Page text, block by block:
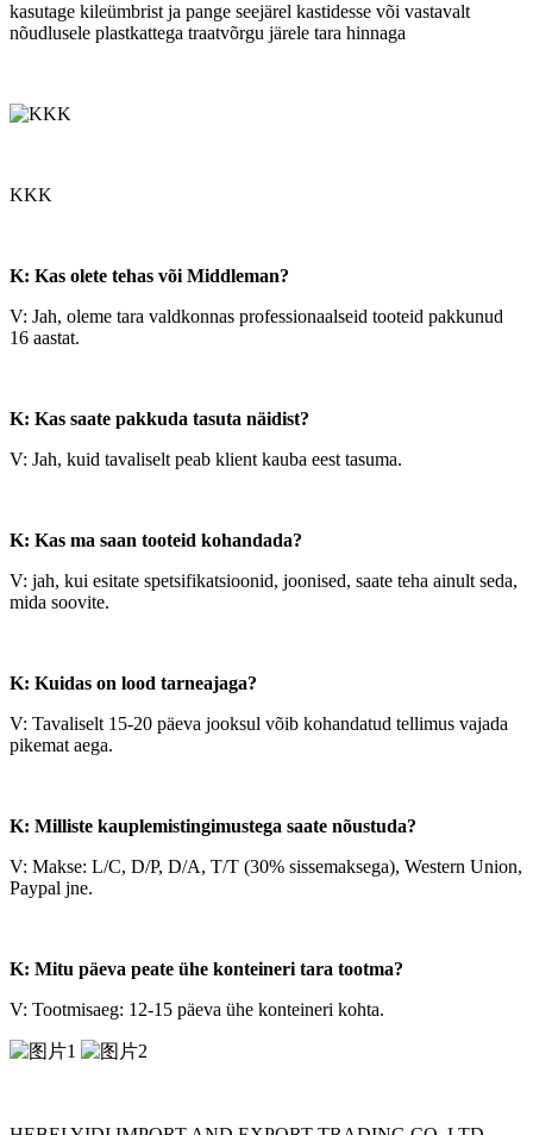
kasutage kileümbrist ja pange seejärel kastidesse või vastavalt
nõudlusele plastkattega traatvõrgu järele tara hinnaga
KKK
K: Kas olete tehas või Middleman?
V: Jah, oleme tara valdkonnas professionaalseid tooteid pakkunud
16 aastat.
K: Kas saate pakkuda tasuta näidist?
V: Jah, kuid tavaliselt peab klient kauba eest tasuma.
K: Kas ma saan tooteid kohandada?
V: jah, kui esitate spetsifikatsioonid, joonised, saate teha ainult seda,
mida soovite.
K: Kuidas on lood tarneajaga?
V: Tavaliselt 15-20 päeva jooksul võib kohandatud tellimus vajada
pikemat aega.
K: Milliste kauplemistingimustega saate nõustuda?
V: Makse: L/C, D/P, D/A, T/T (30% sissemaksega), Western Union,
Paypal jne.
K: Mitu päeva peate ühe konteineri tara tootma?
V: Tootmisaeg: 12-15 päeva ühe konteineri kohta.